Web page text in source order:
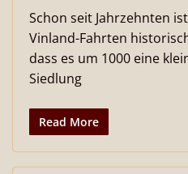
Schon seit Jahrzehnten
Vinland-Fahrten
dass es um 1000 eine
Siedlung
Read More